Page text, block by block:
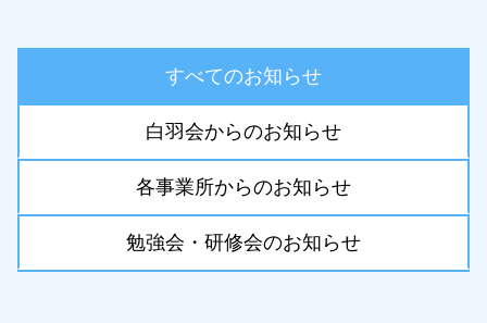
すべてのお知らせ
白羽会からのお知らせ
各事業所からのお知らせ
勉強会・研修会のお知らせ